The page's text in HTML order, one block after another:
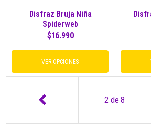
Disfraz Bruja Niña
Spiderweb
$16.990
VER OPCIONES
2 de 8